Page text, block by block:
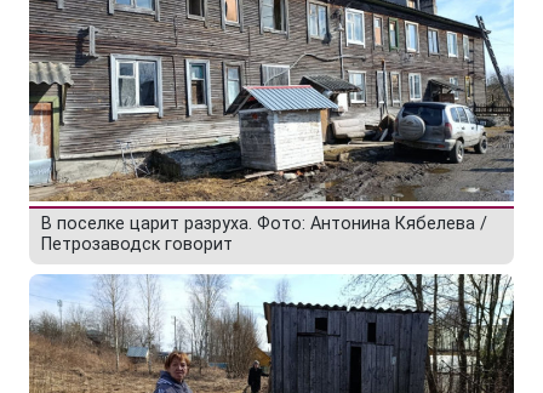
В поселке царит разруха. Фото: Антонина Кябелева /
Петрозаводск говорит